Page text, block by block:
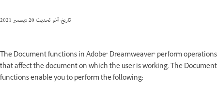
تاريخ آخر تحديث20 ديسمبر 2021
The Document functions in Adobe® Dreamweaver® perform operations
that affect the document on which the user is working. The Document
functions enable you to perform the following: